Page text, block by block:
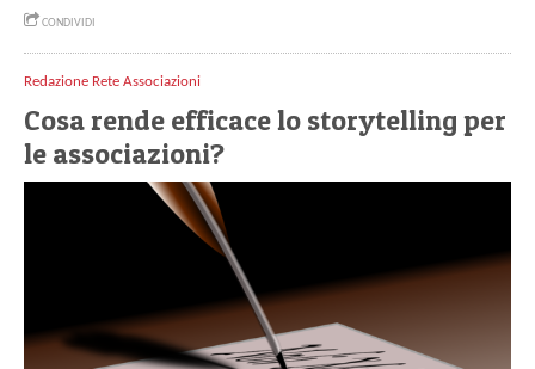
CONDIVIDI
Redazione Rete Associazioni
Cosa rende efficace lo storytelling per
le associazioni?